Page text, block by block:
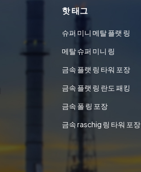
핫 태그
슈퍼 미니 메탈 플랫 링
메탈 슈퍼 미니 링
금속 플랫 링 타워 포장
금속 플랫 링 란도 패킹
금속 폴 링 포장
금속 raschig 링 타워 포장